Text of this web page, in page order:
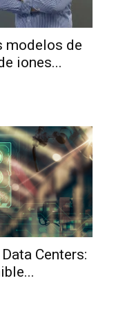
modelos de
iones...
Centers: